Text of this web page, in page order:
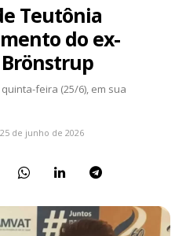
Teutônia
do ex-
feira (25/6), em sua
25 de junho de 2026